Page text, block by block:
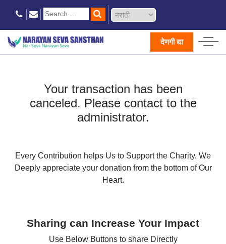
देणगी द्या
Your transaction has been
canceled. Please contact to the
administrator.
Every Contribution helps Us to Support the Charity. We
Deeply appreciate your donation from the bottom of Our
Heart.
Sharing can Increase Your Impact
Use Below Buttons to share Directly